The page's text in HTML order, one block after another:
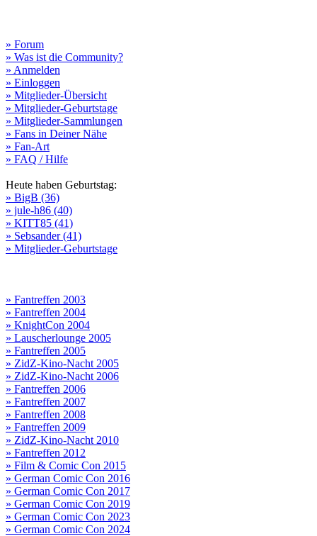
» Forum
» Was ist die Community?
» Anmelden
» Einloggen
» Mitglieder-Übersicht
» Mitglieder-Geburtstage
» Mitglieder-Sammlungen
» Fans in Deiner Nähe
» Fan-Art
» FAQ / Hilfe
Heute haben Geburtstag:
» BigB (36)
» jule-h86 (40)
» KITT85 (41)
» Sebsander (41)
» Mitglieder-Geburtstage
» Fantreffen 2003
» Fantreffen 2004
» KnightCon 2004
» Lauscherlounge 2005
» Fantreffen 2005
» ZidZ-Kino-Nacht 2005
» ZidZ-Kino-Nacht 2006
» Fantreffen 2006
» Fantreffen 2007
» Fantreffen 2008
» Fantreffen 2009
» ZidZ-Kino-Nacht 2010
» Fantreffen 2012
» Film & Comic Con 2015
» German Comic Con 2016
» German Comic Con 2017
» German Comic Con 2019
» German Comic Con 2023
» German Comic Con 2024